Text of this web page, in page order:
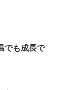
でも成長で